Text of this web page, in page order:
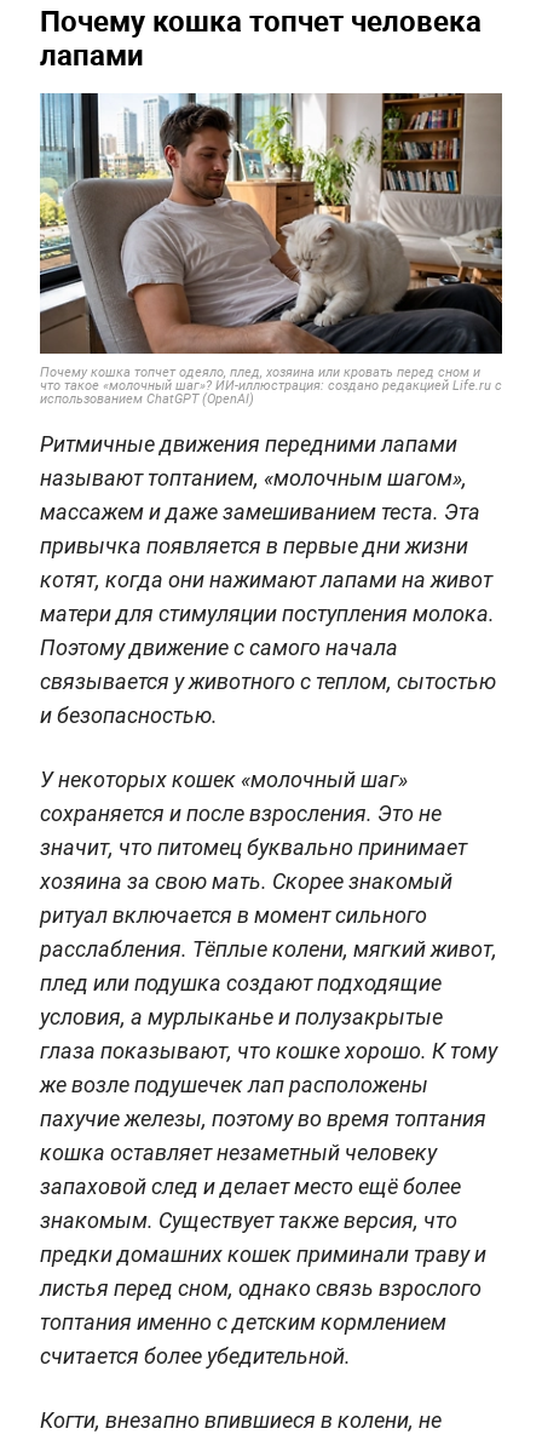
Почему кошка топчет человека
лапами
Почему кошка топчет одеяло, плед, хозяина или кровать перед сном и
что такое «молочный шаг»? ИИ-иллюстрация: создано редакцией Life.ru с
использованием ChatGPT (OpenAI)
Ритмичные движения передними лапами
называют топтанием, «молочным шагом»,
массажем и даже замешиванием теста. Эта
привычка появляется в первые дни жизни
котят, когда они нажимают лапами на живот
матери для стимуляции поступления молока.
Поэтому движение с самого начала
связывается у животного с теплом, сытостью
и безопасностью.
У некоторых кошек «молочный шаг»
сохраняется и после взросления. Это не
значит, что питомец буквально принимает
хозяина за свою мать. Скорее знакомый
ритуал включается в момент сильного
расслабления. Тёплые колени, мягкий живот,
плед или подушка создают подходящие
условия, а мурлыканье и полузакрытые
глаза показывают, что кошке хорошо. К тому
же возле подушечек лап расположены
пахучие железы, поэтому во время топтания
кошка оставляет незаметный человеку
запаховой след и делает место ещё более
знакомым. Существует также версия, что
предки домашних кошек приминали траву и
листья перед сном, однако связь взрослого
топтания именно с детским кормлением
считается более убедительной.
Когти, внезапно впившиеся в колени, не